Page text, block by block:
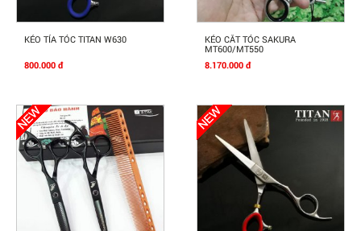
Mua Ngay
KÉO TỈA TÓC TITAN W630
800.000 đ
Mua Ngay
KÉO CẮT TÓC SAKURA
MT600/MT550
8.170.000 đ